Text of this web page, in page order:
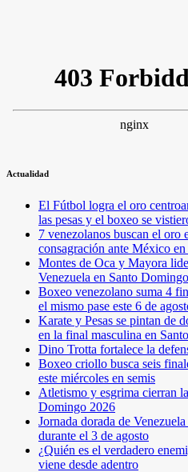
Actualidad
El Fútbol logra el oro
las pesas y el boxeo se
7 venezolanos buscan el
consagración ante México
Montes de Oca y Mayora
Venezuela en Santo
Boxeo venezolano suma 4
el mismo pase este 6 de
Karate y Pesas se pintan de
en la final masculina en
Dino Trotta fortalece la
Boxeo criollo busca seis
este miércoles en semis
Atletismo y esgrima cierran
Domingo 2026
Jornada dorada de
durante el 3 de agosto
¿Quién es el verdadero
viene desde adentro